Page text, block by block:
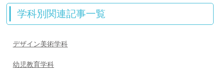
学科別関連記事一覧
デザイン美術学科
幼児教育学科